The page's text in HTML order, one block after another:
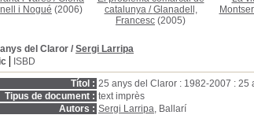
i Nogué (2006)
catalunya/Glanadell,
Francesc (2005)
del Claror / Sergi Larripa
ISBD
Títol : 25 anys del Claror : 1982-2007 : 25
Tipus de document : text imprès
Autors : Sergi Larripa, Ballarí